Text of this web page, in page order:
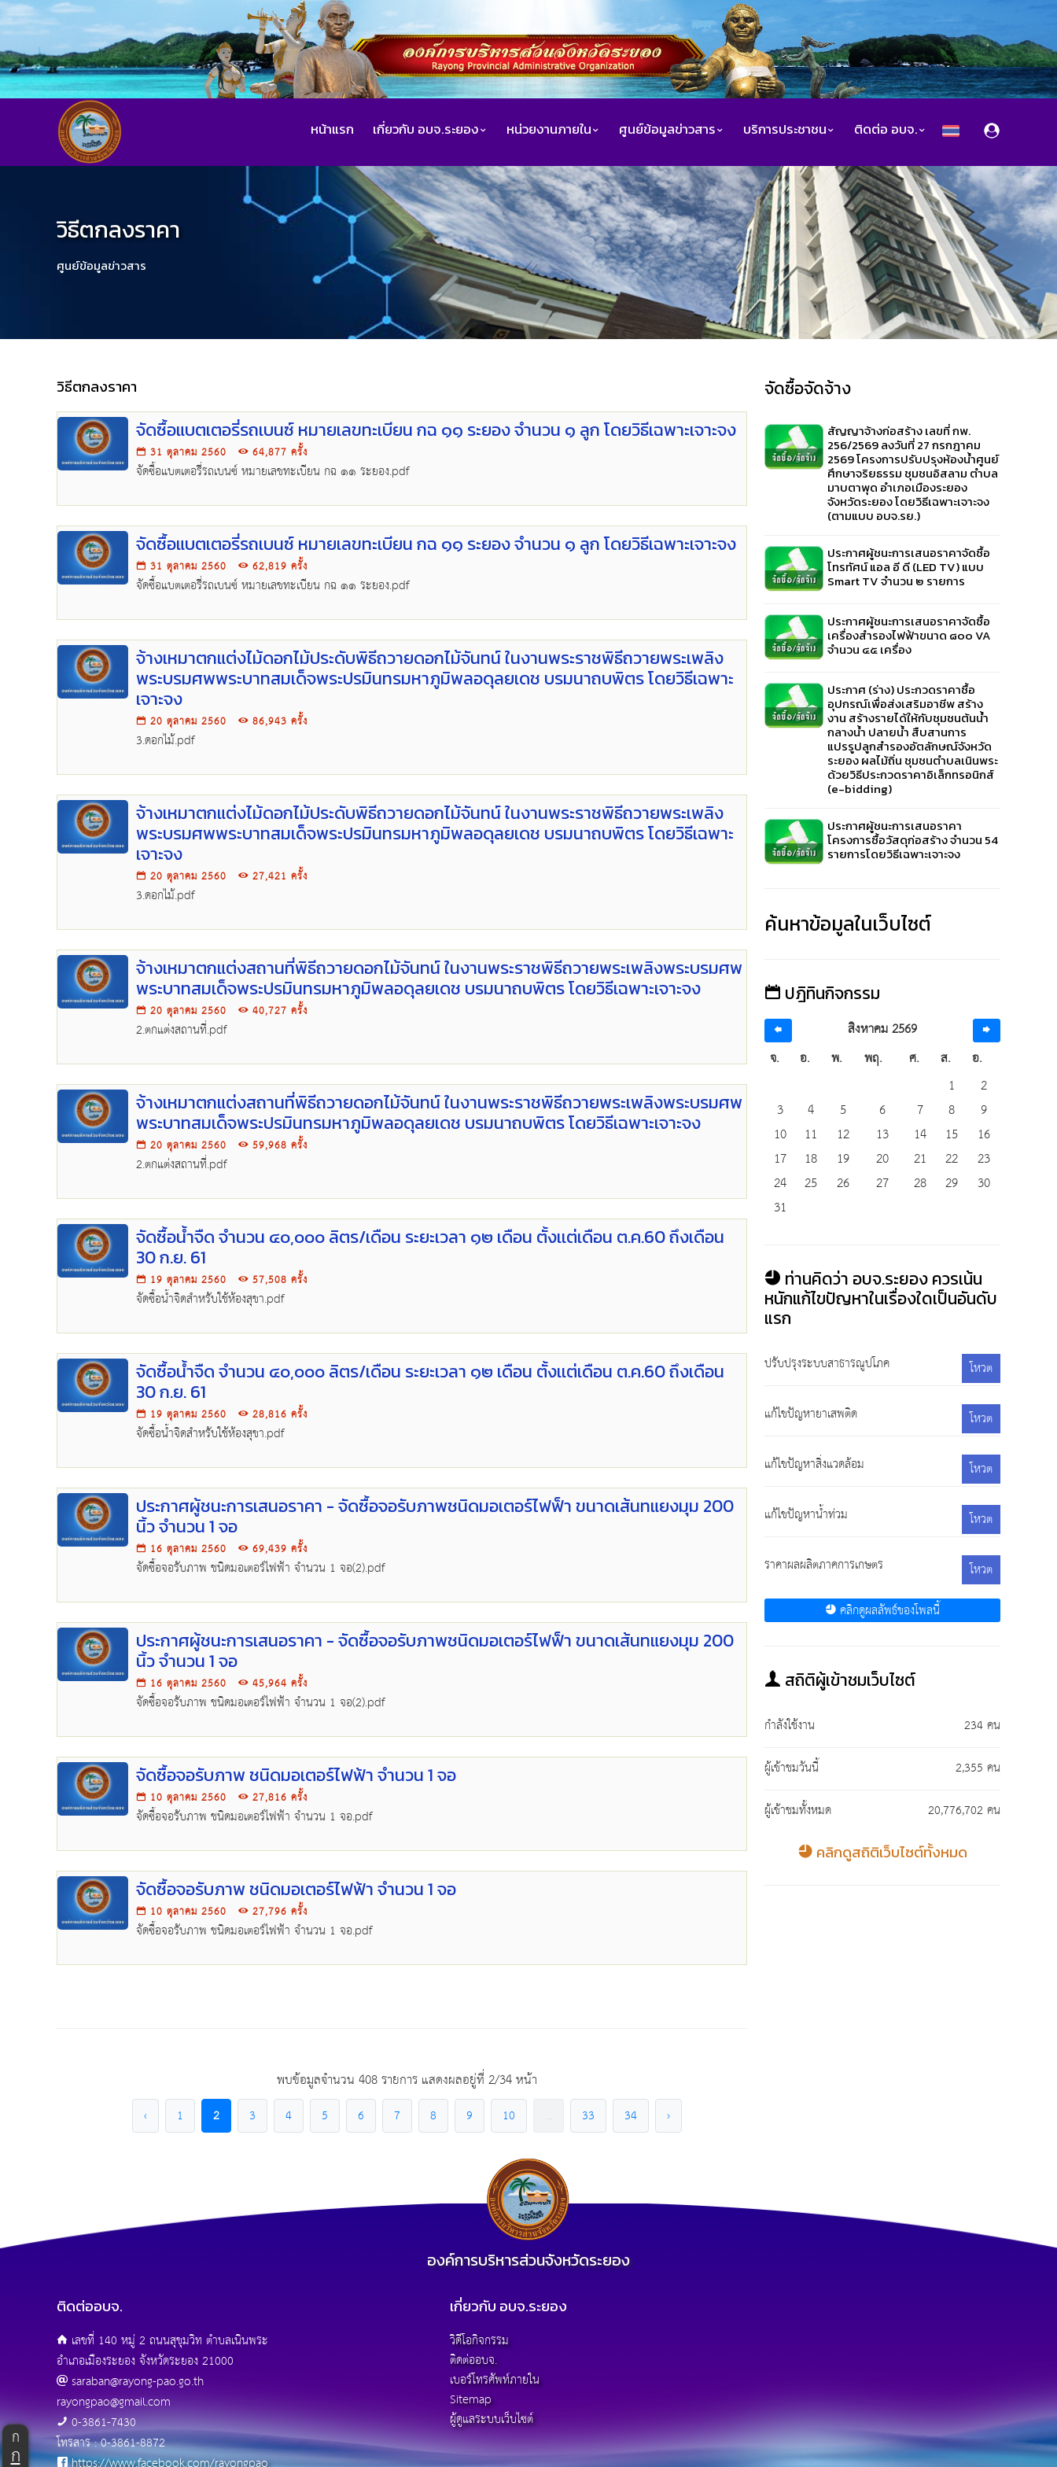
หน้าแรก เกี่ยวกับ อบจ.ระยอง หน่วยงานภายใน ศูนย์ข้อมูลข่าวสาร บริการประชาชน ติดต่อ อบจ.
วิธีตกลงราคา
ศูนย์ข้อมูลข่าวสาร
วิธีตกลงราคา
จัดซื้อแบตเตอรี่รถเบนซ์ หมายเลขทะเบียน กฉ ๑๑ ระยอง จำนวน ๑ ลูก โดยวิธีเฉพาะเจาะจง
31 ตุลาคม 2560 64,877 ครั้ง
จัดซื้อแบตเตอรี่รถเบนซ์ หมายเลขทะเบียน กฉ ๑๑ ระยอง.pdf
จัดซื้อแบตเตอรี่รถเบนซ์ หมายเลขทะเบียน กฉ ๑๑ ระยอง จำนวน ๑ ลูก โดยวิธีเฉพาะเจาะจง
31 ตุลาคม 2560 62,819 ครั้ง
จัดซื้อแบตเตอรี่รถเบนซ์ หมายเลขทะเบียน กฉ ๑๑ ระยอง.pdf
จ้างเหมาตกแต่งไม้ดอกไม้ประดับพิธีถวายดอกไม้จันทน์ ในงานพระราชพิธีถวายพระเพลิง
พระบรมศพพระบาทสมเด็จพระปรมินทรมหาภูมิพลอดุลยเดช บรมนาถบพิตร โดยวิธีเฉพาะ
เจาะจง
20 ตุลาคม 2560 86,943 ครั้ง
3.ดอกไม้.pdf
จ้างเหมาตกแต่งไม้ดอกไม้ประดับพิธีถวายดอกไม้จันทน์ ในงานพระราชพิธีถวายพระเพลิง
พระบรมศพพระบาทสมเด็จพระปรมินทรมหาภูมิพลอดุลยเดช บรมนาถบพิตร โดยวิธีเฉพาะ
เจาะจง
20 ตุลาคม 2560 27,421 ครั้ง
3.ดอกไม้.pdf
จ้างเหมาตกแต่งสถานที่พิธีถวายดอกไม้จันทน์ ในงานพระราชพิธีถวายพระเพลิงพระบรมศพ
พระบาทสมเด็จพระปรมินทรมหาภูมิพลอดุลยเดช บรมนาถบพิตร โดยวิธีเฉพาะเจาะจง
20 ตุลาคม 2560 40,727 ครั้ง
2.ตกแต่งสถานที่.pdf
จ้างเหมาตกแต่งสถานที่พิธีถวายดอกไม้จันทน์ ในงานพระราชพิธีถวายพระเพลิงพระบรมศพ
พระบาทสมเด็จพระปรมินทรมหาภูมิพลอดุลยเดช บรมนาถบพิตร โดยวิธีเฉพาะเจาะจง
20 ตุลาคม 2560 59,968 ครั้ง
2.ตกแต่งสถานที่.pdf
จัดซื้อน้ำจืด จำนวน ๔๐,๐๐๐ ลิตร/เดือน ระยะเวลา ๑๒ เดือน ตั้งเเต่เดือน ต.ค.60 ถึงเดือน
30 ก.ย. 61
19 ตุลาคม 2560 57,508 ครั้ง
จัดซื้อน้ำจิดสำหรับใช้ห้องสุขา.pdf
จัดซื้อน้ำจืด จำนวน ๔๐,๐๐๐ ลิตร/เดือน ระยะเวลา ๑๒ เดือน ตั้งเเต่เดือน ต.ค.60 ถึงเดือน
30 ก.ย. 61
19 ตุลาคม 2560 28,816 ครั้ง
จัดซื้อน้ำจิดสำหรับใช้ห้องสุขา.pdf
ประกาศผู้ชนะการเสนอราคา - จัดซื้อจอรับภาพชนิดมอเตอร์ไฟฟ็า ขนาดเส้นทแยงมุม 200
นิ้ว จำนวน 1 จอ
16 ตุลาคม 2560 69,439 ครั้ง
จัดซื้อจอรับภาพ ชนิดมอเตอร์ไฟฟ้า จำนวน 1 จอ(2).pdf
ประกาศผู้ชนะการเสนอราคา - จัดซื้อจอรับภาพชนิดมอเตอร์ไฟฟ็า ขนาดเส้นทแยงมุม 200
นิ้ว จำนวน 1 จอ
16 ตุลาคม 2560 45,964 ครั้ง
จัดซื้อจอรับภาพ ชนิดมอเตอร์ไฟฟ้า จำนวน 1 จอ(2).pdf
จัดซื้อจอรับภาพ ชนิดมอเตอร์ไฟฟ้า จำนวน 1 จอ
10 ตุลาคม 2560 27,816 ครั้ง
จัดซื้อจอรับภาพ ชนิดมอเตอร์ไฟฟ้า จำนวน 1 จอ.pdf
จัดซื้อจอรับภาพ ชนิดมอเตอร์ไฟฟ้า จำนวน 1 จอ
10 ตุลาคม 2560 27,796 ครั้ง
จัดซื้อจอรับภาพ ชนิดมอเตอร์ไฟฟ้า จำนวน 1 จอ.pdf
พบข้อมูลจำนวน 408 รายการ แสดงผลอยู่ที่ 2/34 หน้า
‹ 1 2 3 4 5 6 7 8 9 10 ... 33 34 ›
จัดซื้อจัดจ้าง
สัญญาจ้างก่อสร้าง เลขที่ กพ.
256/2569 ลงวันที่ 27 กรกฎาคม
2569 โครงการปรับปรุงห้องน้ำศูนย์
ศึกษาจริยธรรม ชุมชนอิสลาม ตำบล
มาบตาพุด อำเภอเมืองระยอง
จังหวัดระยอง โดยวิธีเฉพาะเจาะจง
(ตามแบบ อบจ.รย.)
ประกาศผู้ชนะการเสนอราคาจัดซื้อ
โทรทัศน์ แอล อี ดี (LED TV) แบบ
Smart TV จำนวน ๒ รายการ
ประกาศผู้ชนะการเสนอราคาจัดซื้อ
เครื่องสำรองไฟฟ้าขนาด ๘๐๐ VA
จำนวน ๔๕ เครื่อง
ประกาศ (ร่าง) ประกวดราคาซื้อ
อุปกรณ์เพื่อส่งเสริมอาชีพ สร้าง
งาน สร้างรายได้ให้กับชุมชนต้นน้ำ
กลางน้ำ ปลายน้ำ สืบสานการ
แปรรูปลูกสำรองอัตลักษณ์จังหวัด
ระยอง ผลไม้ถิ่น ชุมชนตำบลเนินพระ
ด้วยวิธีประกวดราคาอิเล็กทรอนิกส์
(e-bidding)
ประกาศผู้ชนะการเสนอราคา
โครงการซื้อวัสดุก่อสร้าง จำนวน 54
รายการโดยวิธีเฉพาะเจาะจง
ค้นหาข้อมูลในเว็บไซต์
ปฎิทินกิจกรรม
สิงหาคม 2569
จ.
อ. พ. พฤ. ศ. ส.
อ.
1
2
3
4 5 6 7 8
9
10
11 12 13 14 15
16
17
18 19 20 21 22
23
24
25 26 27 28 29
30
31
ท่านคิดว่า อบจ.ระยอง ควรเน้น
หนักแก้ไขปัญหาในเรื่องใดเป็นอันดับ
แรก
ปรับปรุงระบบสาธารณูปโภค โหวต
แก้ไขปัญหายาเสพติด โหวต
แก้ไขปัญหาสิ่งแวดล้อม โหวต
แก้ไขปัญหาน้ำท่วม โหวต
ราคาผลผลิตภาคการเกษตร
โหวต
คลิกดูผลลัพธ์ของโพลนี้
สถิติผู้เข้าชมเว็บไซต์
กำลังใช้งาน
234 คน
ผู้เข้าชมวันนี้
2,355 คน
ผู้เข้าชมทั้งหมด
20,776,702 คน
คลิกดูสถิติเว็บไซต์ทั้งหมด
องค์การบริหารส่วนจังหวัดระยอง
ติดต่ออบจ.
เลขที่ 140 หมู่ 2 ถนนสุขุมวิท ตำบลเนินพระ
อำเภอเมืองระยอง จังหวัดระยอง 21000
saraban@rayong-pao.go.th
rayongpao@gmail.com
0-3861-7430
โทรสาร : 0-3861-8872
เกี่ยวกับ อบจ.ระยอง
วิดีโอกิจกรรม
ติดต่ออบจ.
เบอร์โทรศัพท์ภายใน
Sitemap
ผู้ดูแลระบบเว็บไซต์
ก
ก